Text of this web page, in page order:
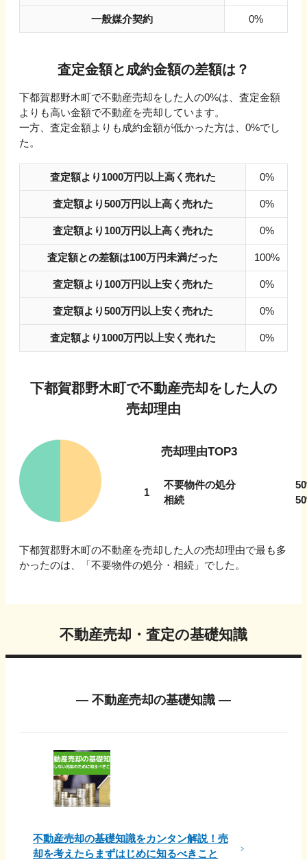
一般媒介契約 0%
査定金額と成約金額の差額は？
下都賀郡野木町で不動産売却をした人の0%は、査定金額
よりも高い金額で不動産を売却しています。
一方、査定金額よりも成約金額が低かった方は、 0%でし
た。
査定額より1000万円以上高く売れた 0%
査定額より500万円以上高く売れた 0%
査定額より100万円以上高く売れた 0%
査定額との差額は100万円未満だった 100%
査定額より100万円以上安く売れた 0%
査定額より500万円以上安く売れた 0%
査定額より1000万円以上安く売れた 0%
下都賀郡野木町で不動産売却をした人の
売却理由
売却理由TOP3
1
不要物件の処分 50
相続
50
下都賀郡野木町の不動産を売却した人の売却理由で最も多
かったのは、「不要物件の処分・相続 」でした。
不動産売却・査定の基礎知識
― 不動産売却の基礎知識 ―
不動産売却の基礎知識をカンタン解説！売
却を考えたらまずはじめに知るべきこと